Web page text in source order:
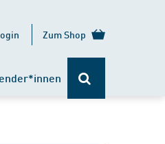
Zum Shop